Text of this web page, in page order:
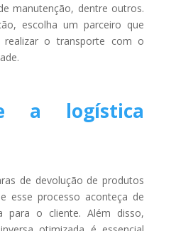
manutenção, dentre outros.
escolha um parceiro que
realizar o transporte com o
a logística
de devolução de produtos
esse processo aconteça de
para o cliente. Além disso,